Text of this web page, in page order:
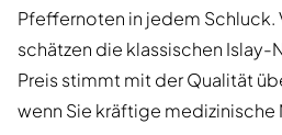
Pfeffernoten in jedem Schluck.
schätzen die klassischen Islay-
Preis stimmt mit der Qualität
wenn Sie kräftige